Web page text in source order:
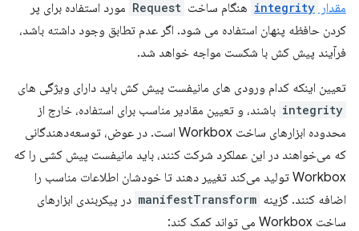
مقدار integrity هنگام ساخت Request مورد استفاده برای پر
کردن حافظه پنهان استفاده می شود. اگر عدم تطابق وجود داشته باشد،
فرآیند پیش کش با شکست مواجه خواهد شد.
تعیین اینکه کدام ورودی های مانیفست پیش کش باید دارای ویژگی های
integrity باشند، و تعیین مقادیر مناسب برای استفاده، خارج از
محدوده ابزارهای ساخت Workbox است. در عوض، توسعه‌دهندگانی
که می‌خواهند در این عملکرد شرکت کنند، باید مانیفست پیش کشی را که
Workbox تولید می‌کند تغییر دهند تا خودشان اطلاعات مناسب را
اضافه کنند. گزینه manifestTransform در پیکربندی ابزارهای
ساخت Workbox می تواند کمک کند: